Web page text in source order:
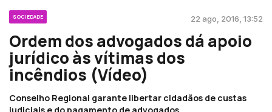
SOCIEDADE 22 ago, 2016, 13:52
Ordem dos advogados dá apoio
jurídico às vítimas dos
incêndios (Vídeo)
Conselho Regional garante libertar cidadãos de custas
judiciais e do pagamento de advogados